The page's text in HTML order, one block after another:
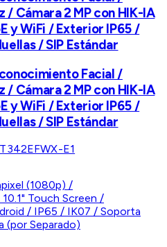
/ Cámara 2 MP con HIK-IA
y WiFi / Exterior IP65 /
/ SIP Estándar
Facial /
/ Cámara 2 MP con HIK-IA
y WiFi / Exterior IP65 /
/ SIP Estándar
E1